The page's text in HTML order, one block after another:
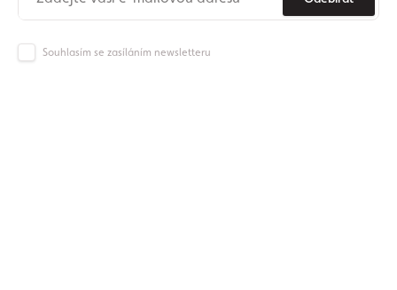
Souhlasím se zasíláním newsletteru